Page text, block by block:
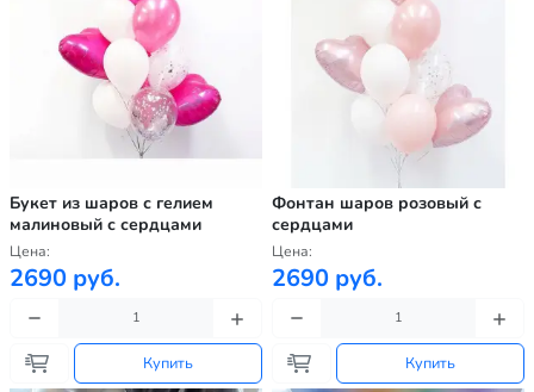
Букет из шаров с гелием
малиновый с сердцами
Цена:
2690 руб.
Купить
Фонтан шаров розовый с
сердцами
Цена:
2690 руб.
Купить